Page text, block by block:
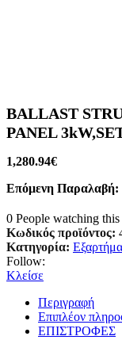
BALLAST
PANEL
1,280.94€
Επόμενη Παραλαβή:
0 People watching
Κωδικός προϊόντος:
Κατηγορία:
Follow:
Κλείσε
Περιγραφή
Επιπλέον
ΕΠΙΣΤΡΟΦΕΣ